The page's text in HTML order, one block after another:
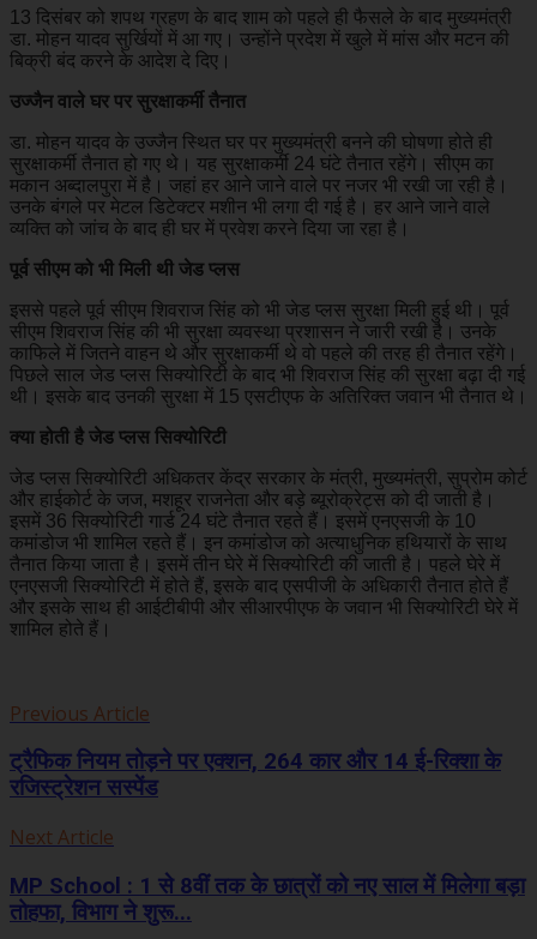
13 दिसंबर को शपथ ग्रहण के बाद शाम को पहले ही फैसले के बाद मुख्यमंत्री
डा. मोहन यादव सुर्खियों में आ गए। उन्होंने प्रदेश में खुले में मांस और मटन की
बिक्री बंद करने के आदेश दे दिए।
उज्जैन वाले घर पर सुरक्षाकर्मी तैनात
डा. मोहन यादव के उज्जैन स्थित घर पर मुख्यमंत्री बनने की घोषणा होते ही
सुरक्षाकर्मी तैनात हो गए थे। यह सुरक्षाकर्मी 24 घंटे तैनात रहेंगे। सीएम का
मकान अब्दालपुरा में है। जहां हर आने जाने वाले पर नजर भी रखी जा रही है।
उनके बंगले पर मेटल डिटेक्टर मशीन भी लगा दी गई है। हर आने जाने वाले
व्यक्ति को जांच के बाद ही घर में प्रवेश करने दिया जा रहा है।
पूर्व सीएम को भी मिली थी जेड प्लस
इससे पहले पूर्व सीएम शिवराज सिंह को भी जेड प्लस सुरक्षा मिली हुई थी। पूर्व
सीएम शिवराज सिंह की भी सुरक्षा व्यवस्था प्रशासन ने जारी रखी है। उनके
काफिले में जितने वाहन थे और सुरक्षाकर्मी थे वो पहले की तरह ही तैनात रहेंगे।
पिछले साल जेड प्लस सिक्योरिटी के बाद भी शिवराज सिंह की सुरक्षा बढ़ा दी गई
थी। इसके बाद उनकी सुरक्षा में 15 एसटीएफ के अतिरिक्त जवान भी तैनात थे।
क्या होती है जेड प्लस सिक्योरिटी
जेड प्लस सिक्योरिटी अधिकतर केंद्र सरकार के मंत्री, मुख्यमंत्री, सुप्रोम कोर्ट
और हाईकोर्ट के जज, मशहूर राजनेता और बड़े ब्यूरोक्रेट्स को दी जाती है।
इसमें 36 सिक्योरिटी गार्ड 24 घंटे तैनात रहते हैं। इसमें एनएसजी के 10
कमांडोज भी शामिल रहते हैं। इन कमांडोज को अत्याधुनिक हथियारों के साथ
तैनात किया जाता है। इसमें तीन घेरे में सिक्योरिटी की जाती है। पहले घेरे में
एनएसजी सिक्योरिटी में होते हैं, इसके बाद एसपीजी के अधिकारी तैनात होते हैं
और इसके साथ ही आईटीबीपी और सीआरपीएफ के जवान भी सिक्योरिटी घेरे में
शामिल होते हैं।
Previous Article
ट्रैफिक नियम तोड़ने पर एक्शन, 264 कार और 14 ई-रिक्शा के
रजिस्ट्रेशन सस्पेंड
Next Article
MP School : 1 से 8वीं तक के छात्रों को नए साल में मिलेगा बड़ा
तोहफा, विभाग ने शुरू...